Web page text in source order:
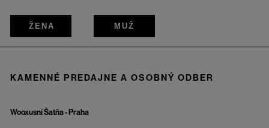
ŽENA MUŽ
KAMENNÉ PREDAJNE A OSOBNÝ ODBER
Wooxusní Šatňa - Praha